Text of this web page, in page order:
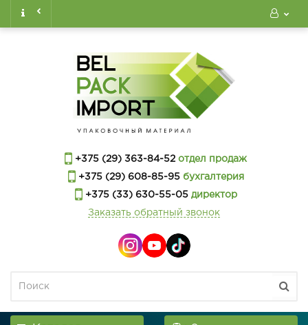
+375 (29) 363-84-52 отдел продаж
+375 (29) 608-85-95бухгалтерия
+375 (33) 630-55-05директор
Заказать обратный звонок